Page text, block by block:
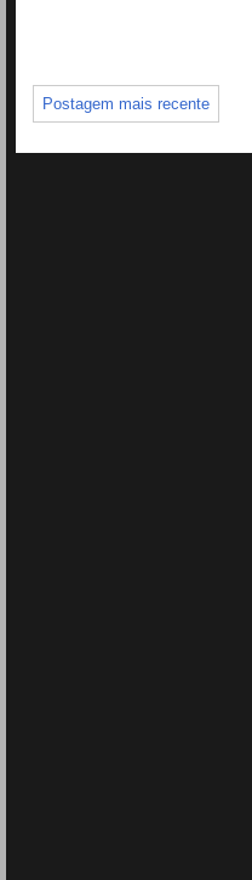
Postagem mais recente